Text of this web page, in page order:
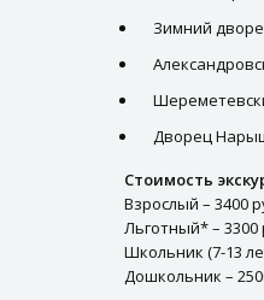
Зимний
Дворец
Стоимость
Взрослый – 3400
Льготный* – 3300
Школьник (7-13
Дошкольник –